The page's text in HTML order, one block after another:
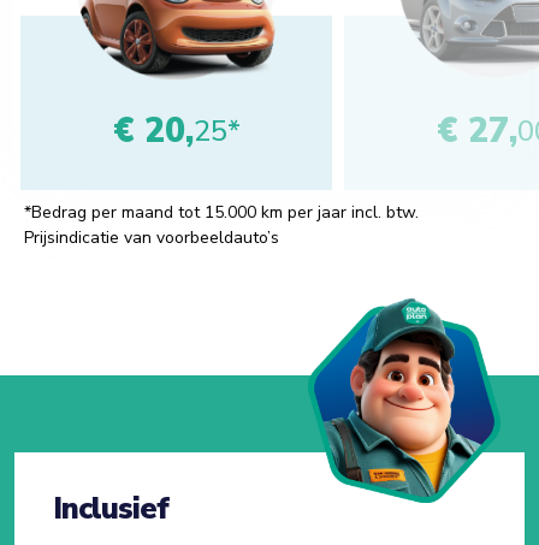
€ 20,25* € 27,
*Bedrag per maand tot 15.000 km per jaar incl. btw.
Prijsindicatie van voorbeeldauto’s
Inclusief